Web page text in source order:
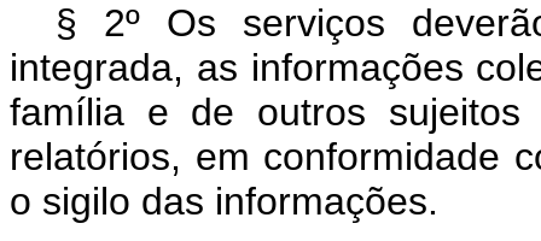
§ 2º Os serviços
integrada, as informações
família e de outros
relatórios, em conformidade
o sigilo das informações.